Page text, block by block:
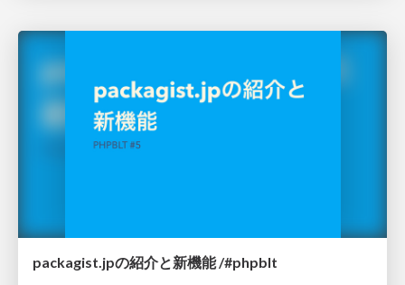
packagist.jpの紹介と新機能 /#phpblt